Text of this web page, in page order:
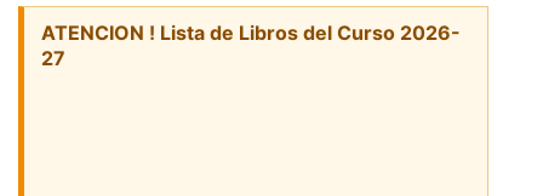
ATENCION ! Lista de Libros del Curso 2026-
27